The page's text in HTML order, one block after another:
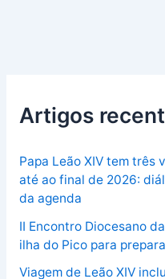
Artigos
Papa Leão XIV tem três
até ao final de 2026:
da agenda
II Encontro Diocesano
ilha do Pico para
Viagem de Leão XIV